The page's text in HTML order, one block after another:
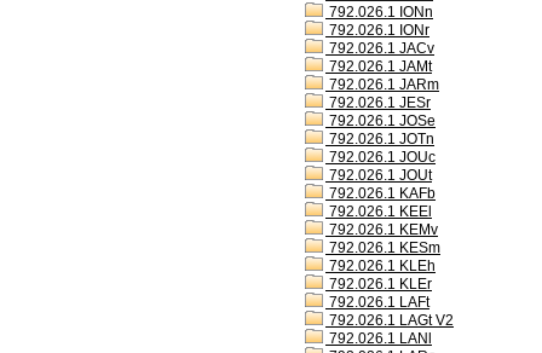
792.026.1 IONn
792.026.1 IONr
792.026.1 JACv
792.026.1 JAMt
792.026.1 JARm
792.026.1 JESr
792.026.1 JOSe
792.026.1 JOTn
792.026.1 JOUc
792.026.1 JOUt
792.026.1 KAFb
792.026.1 KEEl
792.026.1 KEMv
792.026.1 KESm
792.026.1 KLEh
792.026.1 KLEr
792.026.1 LAFt
792.026.1 LAGt V2
792.026.1 LANl